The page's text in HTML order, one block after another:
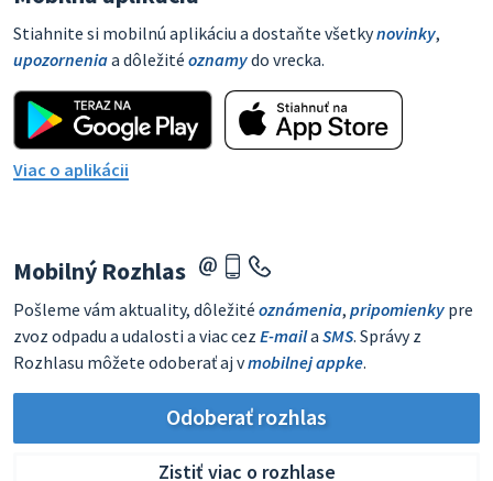
Stiahnite si mobilnú aplikáciu a dostaňte všetkynovinky,
upozorneniaa dôležité oznamydo vrecka.
Viac o aplikácii
Mobilný Rozhlas
Pošleme vám aktuality, dôležité oznámenia, pripomienky pre
zvoz odpadu a udalosti a viac cez E-maila SMS. Správy z
Rozhlasu môžete odoberať aj vmobilnej appke.
Odoberať rozhlas
Zistiť viac o rozhlase